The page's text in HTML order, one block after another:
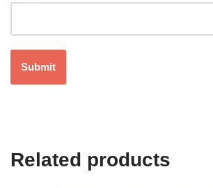
Related products